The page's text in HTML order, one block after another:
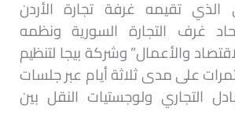
الذي تقيمه غرفة تجارة الأردن
غرف التجارة السورية ونظمه
والأعمال” وشركة بيجا لتنظيم
على مدى ثلاثة أيام عبر جلسات
التجاري ولوجستيات النقل بين